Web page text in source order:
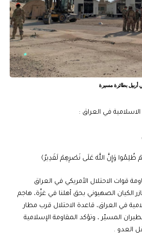
أربيل بطائرة مسيرة
في العراق :
ظُلِمُوا وَإِنَّ اللَّهَ عَلَى نَصْرِهِمْ لَقَدِيرٌ﴾‏
قوات الاحتلال الأمريكي في العراق
الكيان الصهيوني بحق أهلنا في غزّة، هاجم
في العراق، قاعدة الاحتلال قرب مطار
المسيّر ، وتؤكد المقاومة الإسلامية
العدو .